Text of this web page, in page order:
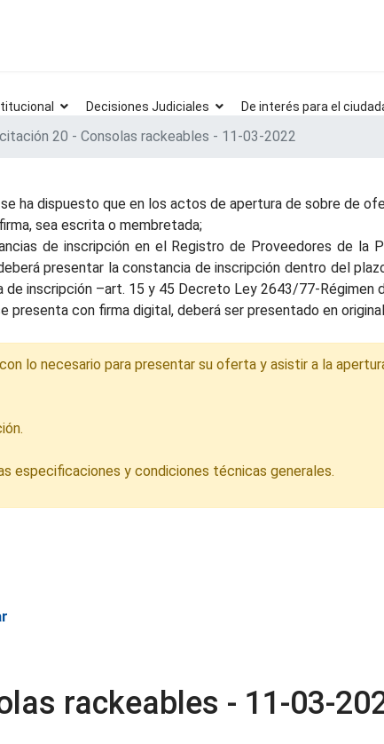
Decisiones Judiciales De interés para el
20 - Consolas rackeables - 11-03-2022
se ha dispuesto que en los actos de apertura de sobre de
sea escrita o membretada;
de inscripción en el Registro de Proveedores de la
presentar la constancia de inscripción dentro del
inscripción –art. 15 y 45 Decreto Ley 2643/77-Régimen
presenta con firma digital, deberá ser presentado en
lo necesario para presentar su oferta y asistir a la
especificaciones y condiciones técnicas generales.
rackeables - 11-03-